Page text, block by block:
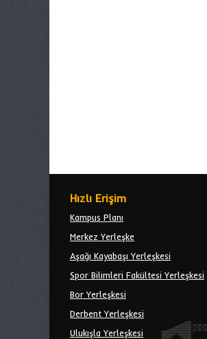
Hızlı Erişim
Kampus Planı
Merkez Yerleşke
Aşağı Kayabaşı Yerleşkesi
Spor Bilimleri Fakültesi Yerleşkesi
Bor Yerleşkesi
Derbent Yerleşkesi
Ulukışla Yerleşkesi